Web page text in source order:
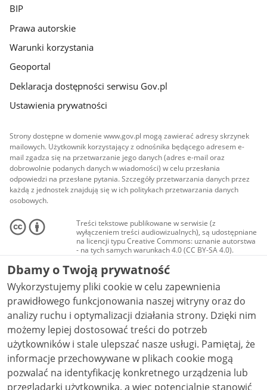
BIP
Prawa autorskie
Warunki korzystania
Geoportal
Deklaracja dostępności serwisu Gov.pl
Ustawienia prywatności
Strony dostępne w domenie www.gov.pl mogą zawierać adresy skrzynek
mailowych. Użytkownik korzystający z odnośnika będącego adresem e-
mail zgadza się na przetwarzanie jego danych (adres e-mail oraz
dobrowolnie podanych danych w wiadomości) w celu przesłania
odpowiedzi na przesłane pytania. Szczegóły przetwarzania danych przez
każdą z jednostek znajdują się w ich politykach przetwarzania danych
osobowych.
Treści tekstowe publikowane w serwisie (z
wyłączeniem treści audiowizualnych), są udostępniane
na licencji typu Creative Commons: uznanie autorstwa
- na tych samych warunkach 4.0 (CC BY-SA 4.0).
Materiały audiowizualne, w tym zdjęcia, materiały
audio i wideo, są udostępniane na licencji typu
Creative Commons: uznanie autorstwa użycie
niekomercyjne - bez utworów zależnych 4.0 (CC BY-
NC-ND 4.0), o ile nie jest to stwierdzone inaczej.
Dbamy o Twoją prywatność
Wykorzystujemy pliki cookie w celu zapewnienia
prawidłowego funkcjonowania naszej witryny oraz do
analizy ruchu i optymalizacji działania strony. Dzięki nim
możemy lepiej dostosować treści do potrzeb
użytkowników i stale ulepszać nasze usługi. Pamiętaj, że
informacje przechowywane w plikach cookie mogą
pozwalać na identyfikację konkretnego urządzenia lub
przeglądarki użytkownika, a więc potencjalnie stanowić